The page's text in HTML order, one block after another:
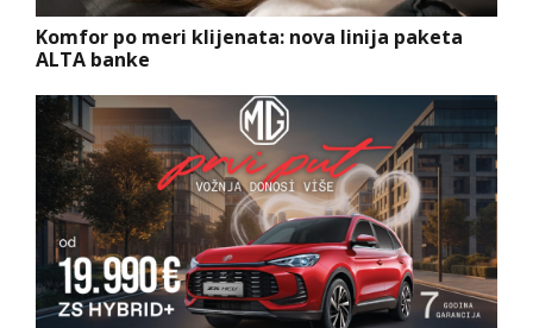
Komfor po meri klijenata: nova linija paketa
ALTA banke